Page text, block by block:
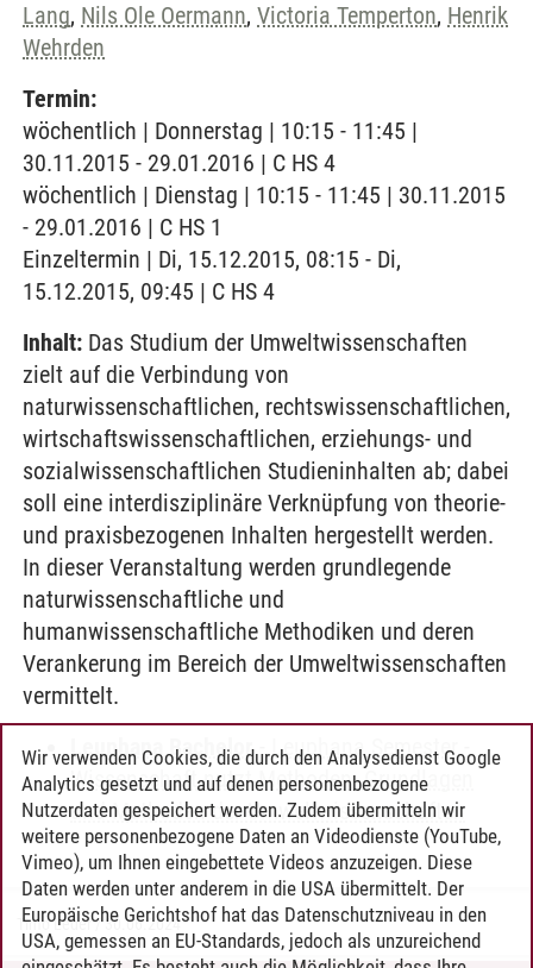
Lang, Nils Ole Oermann, Victoria Temperton, Henrik
Wehrden
Termin:
wöchentlich | Donnerstag | 10:15 - 11:45 |
30.11.2015 - 29.01.2016 | C HS 4
wöchentlich | Dienstag | 10:15 - 11:45 | 30.11.2015
- 29.01.2016 | C HS 1
Einzeltermin | Di, 15.12.2015, 08:15 - Di,
15.12.2015, 09:45 | C HS 4
Inhalt: Das Studium der Umweltwissenschaften
zielt auf die Verbindung von
naturwissenschaftlichen, rechtswissenschaftlichen,
wirtschaftswissenschaftlichen, erziehungs- und
sozialwissenschaftlichen Studieninhalten ab; dabei
soll eine interdisziplinäre Verknüpfung von theorie-
und praxisbezogenen Inhalten hergestellt werden.
In dieser Veranstaltung werden grundlegende
naturwissenschaftliche und
humanwissenschaftliche Methodiken und deren
Verankerung im Bereich der Umweltwissenschaften
vermittelt.
Leuphana Bachelor-Leuphana Semester-
Wissenschaft nutzt Methoden. Grundlagen
und Methoden der Umweltwissenschaften
Timo Leder/30.06.2024
Wir verwenden Cookies, die durch den Analysedienst Google
Analytics gesetzt und auf denen personenbezogene
Nutzerdaten gespeichert werden. Zudem übermitteln wir
weitere personenbezogene Daten an Videodienste (YouTube,
Vimeo), um Ihnen eingebettete Videos anzuzeigen. Diese
Daten werden unter anderem in die USA übermittelt. Der
Europäische Gerichtshof hat das Datenschutzniveau in den
USA, gemessen an EU-Standards, jedoch als unzureichend